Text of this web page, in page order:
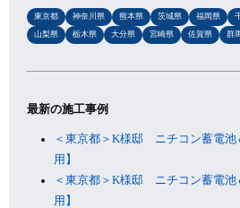
東京都 神奈川県 熊本県 茨城県 福岡県
山梨県
栃木県 大分県 宮崎県 佐賀県 群
最新の施工事例
＜東京都＞K様邸 ニチコン蓄電
用】
＜東京都＞K様邸 ニチコン蓄電
用】